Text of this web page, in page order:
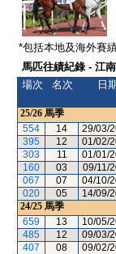
*包括本地及海外賽
馬匹往績紀錄 - 江
場次
名次 日
25/26 馬季
554
14 29/03/
395
12 01/02/
303
11 01/01/
160
03 09/11/
067
07 04/10/
020
05 14/09/
24/25 馬季
659
13 10/05/
485
12 09/03/
407
08 09/02/